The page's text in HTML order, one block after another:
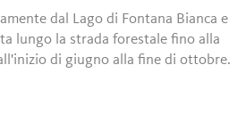
dal Lago di Fontana Bianca e
lungo la strada forestale fino alla
di giugno alla fine di ottobre.